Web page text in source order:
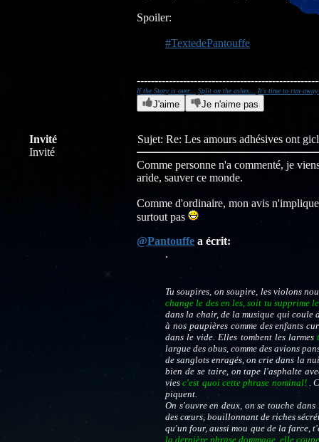
Spoiler:
#TextedePantouffe
If the Story is over... Split on the ashes... It's time to run
J'aime Je n'aime pas
Invité
Invité
Sujet: Re: Les amours adhésives ont
Comme personne n'a commenté, je
aride, sauver ce monde.
Comme d'ordinaire, mon avis
surtout pas
@Pantouffe a écrit:
.
Tu soupires, on soupire, les violons
change le des en les, soit tu supprime
dans la chair, de la musique qui coule
à nos paupières comme des enfants
dans le vide. Elles tombent les larmes
largue des obus, comme des avions
de sanglots enragés, on crie dans la
bien de se taire, on tape l'asphalte
vies c'est quoi cette phrase nominal! .
piquent.
On s'ouvre en deux, on se touche
des cœurs, bouillonnant de riches
qu'un four, aussi mou que de la farce,
la dernière phrase dommage, elle